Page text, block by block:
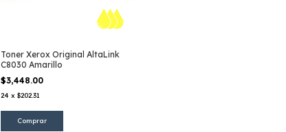
Toner Xerox Original AltaLink
C8030 Amarillo
$3,448.00
24 x $202.31